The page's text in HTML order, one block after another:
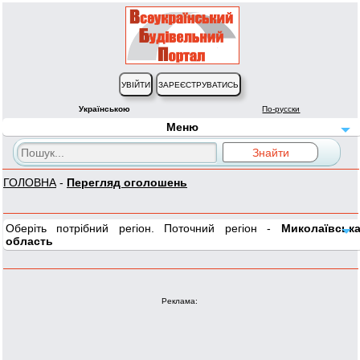
Українською По-русски
Меню
ГОЛОВНА - Перегляд оголошень
Оберіть потрібний регіон. Поточний регіон - Миколаївська
область
Реклама: